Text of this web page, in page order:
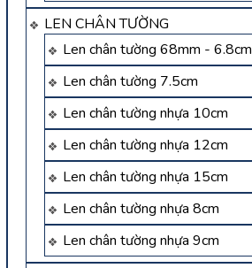
LEN CHÂN TƯỜNG
Len chân tường 68mm - 6.8cm
Len chân tường 7.5cm
Len chân tường nhựa 10cm
Len chân tường nhựa 12cm
Len chân tường nhựa 15cm
Len chân tường nhựa 8cm
Len chân tường nhựa 9cm